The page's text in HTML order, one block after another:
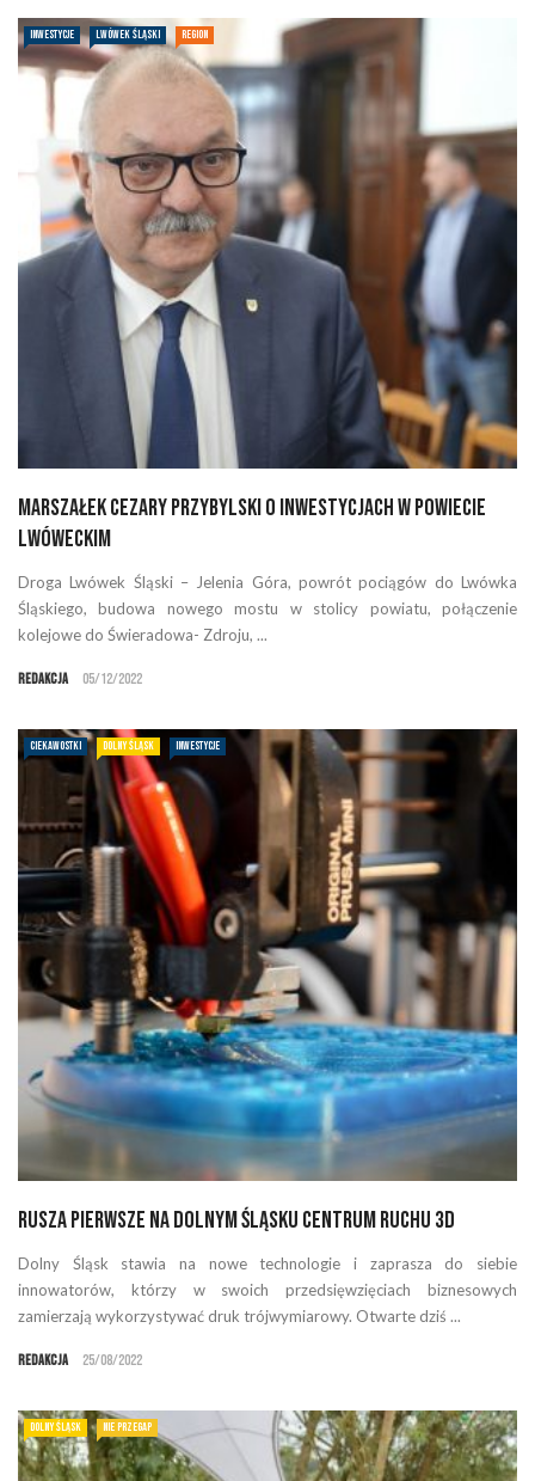
INWESTYCJE LWÓWEK ŚLĄSKI REGION
Marszałek Cezary Przybylski o inwestycjach w powiecie
lwóweckim
Droga Lwówek Śląski – Jelenia Góra, powrót pociągów do Lwówka
Śląskiego, budowa nowego mostu w stolicy powiatu, połączenie
kolejowe do Świeradowa- Zdroju, ...
Redakcja 05/12/2022
CIEKAWOSTKI DOLNY ŚLĄSK INWESTYCJE
Rusza pierwsze na Dolnym Śląsku Centrum Ruchu 3D
Dolny Śląsk stawia na nowe technologie i zaprasza do siebie
innowatorów, którzy w swoich przedsięwzięciach biznesowych
zamierzają wykorzystywać druk trójwymiarowy. Otwarte dziś ...
Redakcja 25/08/2022
DOLNY ŚLĄSK NIE PRZEGAP